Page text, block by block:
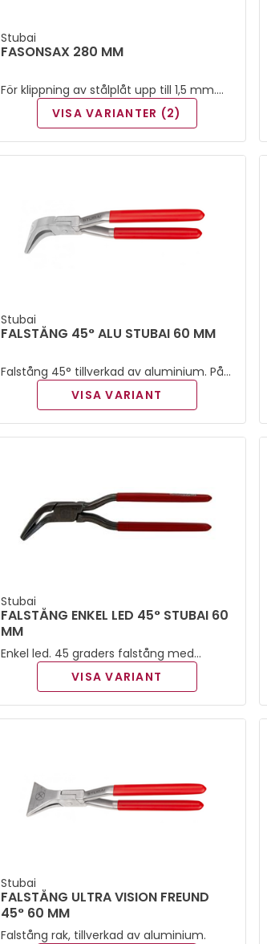
Stubai
FASONSAX 280 MM
För klippning av stålplåt upp till 1,5 mm.
PVC doppade skänklar. Höger.
VISA VARIANTER (2)
Stubai
FALSTÅNG 45° ALU STUBAI 60 MM
Falstång 45° tillverkad av aluminium. På
grund av dess lätta vikt är falstången ett
verktyg som förenklar arbetet.
VISA VARIANT
Stubai
FALSTÅNG ENKEL LED 45° STUBAI 60
MM
Enkel led. 45 graders falstång med
doppade skänklar.VISA VARIANT
Stubai
FALSTÅNG ULTRA VISION FREUND
45° 60 MM
Falstång rak, tillverkad av aluminium.